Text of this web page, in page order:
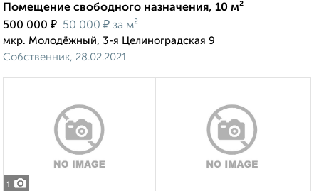
Помещение свободного назначения, 10 м²
500 000 ₽ 50 000 ₽ за м²
мкр. Молодёжный, 3-я Целиноградская 9
Собственник, 28.02.2021
1